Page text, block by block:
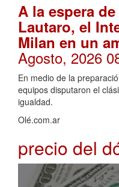
A la espera
Lautaro, el
Milan en un
Agosto, 2026
En medio de la
equipos disputaron el
igualdad.
Olé.com.ar
precio del